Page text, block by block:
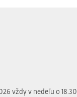
vždy v nedeľu o 18.30